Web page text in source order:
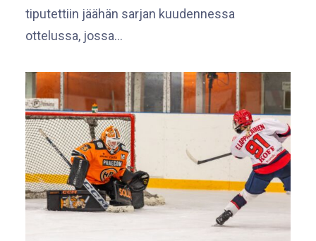
tiputettiin jäähän sarjan kuudennessa
ottelussa, jossa…